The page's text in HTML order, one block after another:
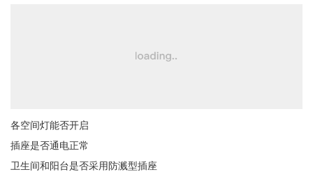
各空间灯能否开启
插座是否通电正常
卫生间和阳台是否采用防溅型插座